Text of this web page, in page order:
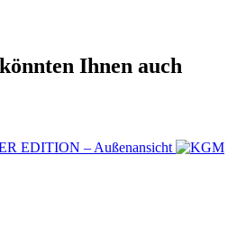
Ihnen auch